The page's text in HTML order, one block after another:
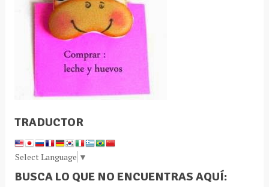
TRADUCTOR
Select Language ▼
BUSCA LO QUE NO ENCUENTRAS AQUÍ: